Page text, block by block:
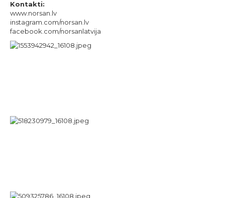
Kontakti:
www.norsan.lv
instagram.com/norsan.lv
facebook.com/norsanlatvija